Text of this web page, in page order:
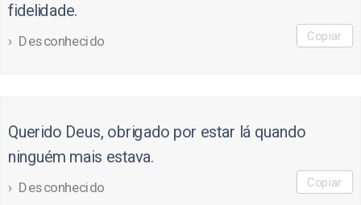
fidelidade.
Desconhecido Copiar
Querido Deus, obrigado por estar lá quando
ninguém mais estava.
Desconhecido Copiar